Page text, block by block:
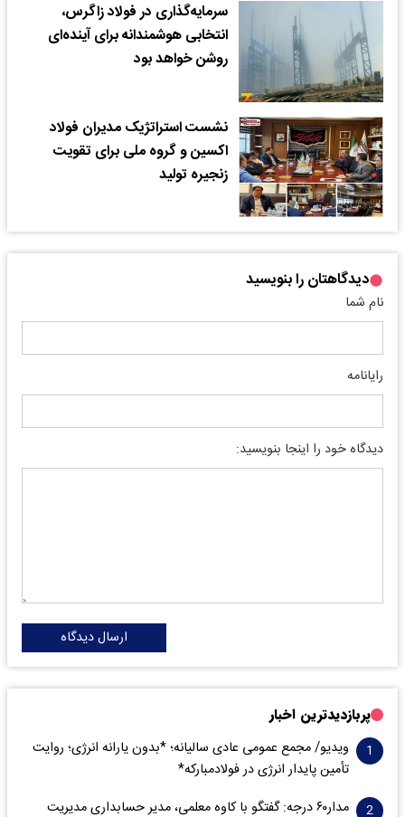
سرمایه‌گذاری در فولاد زاگرس،
انتخابی هوشمندانه برای آینده‌ای
روشن خواهد بود
نشست استراتژیک مدیران فولاد
اکسین و گروه ملی برای تقویت
زنجیره تولید
دیدگاهتان را بنویسید
نام شما
رایانامه
دیدگاه خود را اینجا بنویسید:
ارسال دیدگاه
پربازدیدترین اخبار
ویدیو/ مجمع عمومی عادی سالیانه؛ *بدون یارانه انرژی؛ روایت
تأمین پایدار انرژی در فولادمبارکه*
مدار‌۶٠ درجه: گفتگو با کاوه معلمی، مدیر حسابداری مدیریت